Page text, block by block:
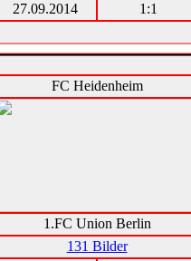
27.09.2014
1:1
FC Heidenheim
1.FC Union Berlin
131 Bilder